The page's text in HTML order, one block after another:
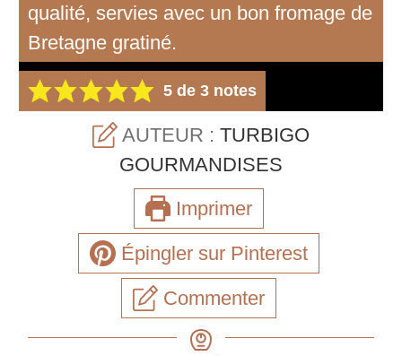
qualité, servies avec un bon fromage de
Bretagne gratiné.
5 de3 notes
AUTEUR :TURBIGO
GOURMANDISES
Imprimer
Épingler sur Pinterest
Commenter